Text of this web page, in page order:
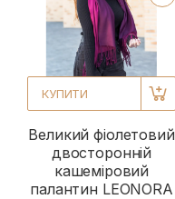
КУПИТИ
Великий фіолетовий
двосторонній
кашеміровий
палантин LEONORA